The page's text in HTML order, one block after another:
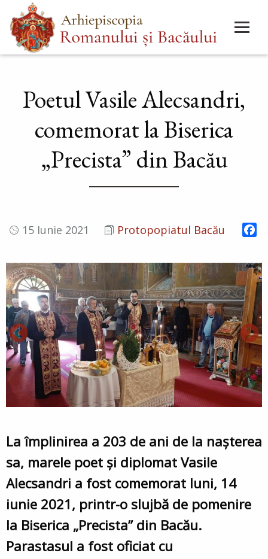
Mergi
la
conţinutul
Main
menu
Poetul Vasile Alecsandri,
comemorat la Biserica
„Precista” din Bacău
15 Iunie 2021 Protopopiatul Bacău
La împlinirea a 203 de ani de la naşterea
sa, marele poet și diplomat Vasile
Alecsandri a fost comemorat luni, 14
iunie 2021, printr-o slujbă de pomenire
la Biserica „Precista” din Bacău.
Parastasul a fost oficiat cu